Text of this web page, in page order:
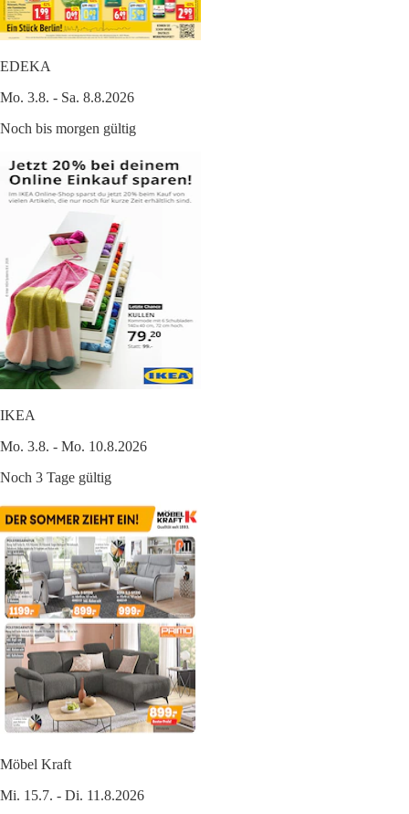
EDEKA
Mo. 3.8. - Sa. 8.8.2026
Noch bis morgen gültig
IKEA
Mo. 3.8. - Mo. 10.8.2026
Noch 3 Tage gültig
Möbel Kraft
Mi. 15.7. - Di. 11.8.2026